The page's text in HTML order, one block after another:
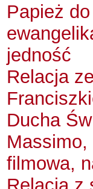
Papież
jedność
Relacja
Ducha
Massimo,
filmowa,